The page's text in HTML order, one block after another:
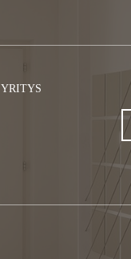
YRITYS